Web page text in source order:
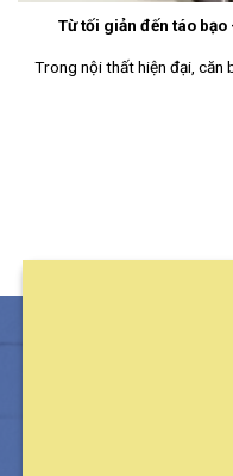
Từ tối giản đến táo bạo
Trong nội thất hiện đại, căn